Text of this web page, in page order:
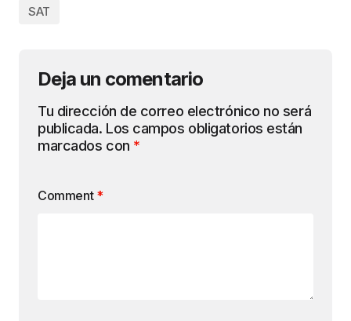
SAT
Deja un comentario
Tu dirección de correo electrónico no será
publicada. Los campos obligatorios están
marcados con *
Comment *